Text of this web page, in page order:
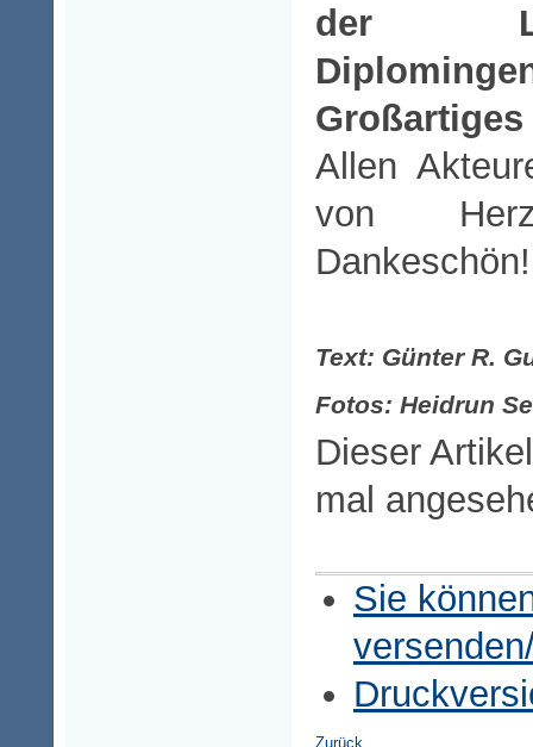
der
Allen
von
Dankeschön!
Text: Günter R.
Fotos: Heidrun
Dieser
mal
Sie
Zurück